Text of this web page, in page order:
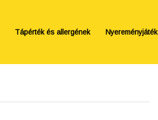
Tápérték és allergének Nyereményjáték